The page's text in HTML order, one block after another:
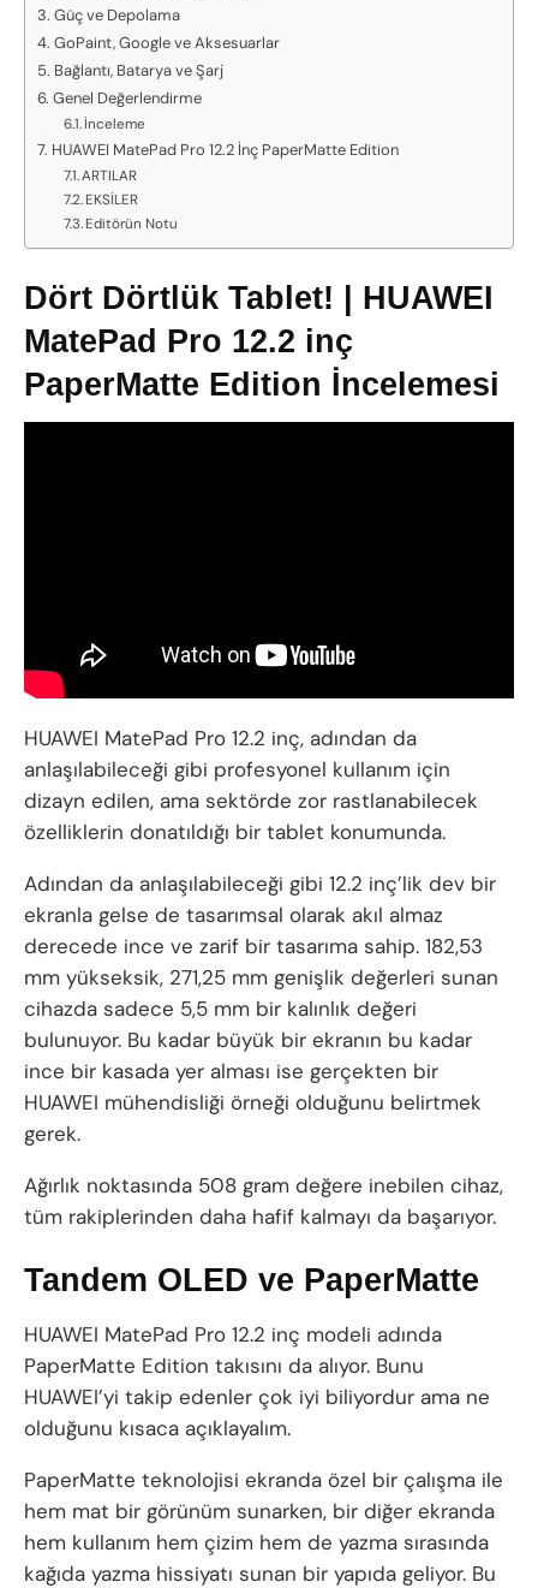
Güç ve Depolama
GoPaint, Google ve Aksesuarlar
Bağlantı, Batarya ve Şarj
Genel Değerlendirme
İnceleme
HUAWEI MatePad Pro 12.2 İnç PaperMatte Edition
ARTILAR
EKSİLER
Editörün Notu
Dört Dörtlük Tablet! | HUAWEI
MatePad Pro 12.2 inç
PaperMatte Edition İncelemesi
HUAWEI MatePad Pro 12.2 inç, adından da
anlaşılabileceği gibi profesyonel kullanım için
dizayn edilen, ama sektörde zor rastlanabilecek
özelliklerin donatıldığı bir tablet konumunda.
Adından da anlaşılabileceği gibi 12.2 inç’lik dev bir
ekranla gelse de tasarımsal olarak akıl almaz
derecede ince ve zarif bir tasarıma sahip. 182,53
mm yükseksik, 271,25 mm genişlik değerleri sunan
cihazda sadece 5,5 mm bir kalınlık değeri
bulunuyor. Bu kadar büyük bir ekranın bu kadar
ince bir kasada yer alması ise gerçekten bir
HUAWEI mühendisliği örneği olduğunu belirtmek
gerek.
Ağırlık noktasında 508 gram değere inebilen cihaz,
tüm rakiplerinden daha hafif kalmayı da başarıyor.
Tandem OLED ve PaperMatte
HUAWEI MatePad Pro 12.2 inç modeli adında
PaperMatte Edition takısını da alıyor. Bunu
HUAWEI’yi takip edenler çok iyi biliyordur ama ne
olduğunu kısaca açıklayalım.
PaperMatte teknolojisi ekranda özel bir çalışma ile
hem mat bir görünüm sunarken, bir diğer ekranda
hem kullanım hem çizim hem de yazma sırasında
kağıda yazma hissiyatı sunan bir yapıda geliyor. Bu